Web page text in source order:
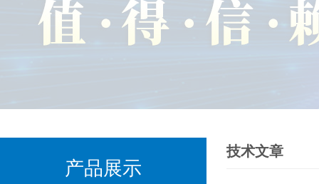
产品展示
技术文章